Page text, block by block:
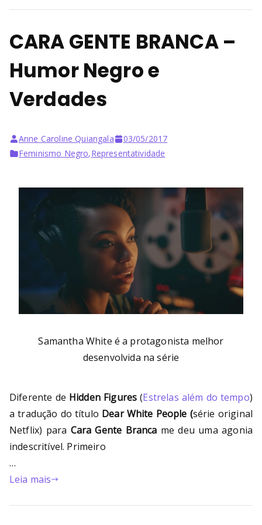
CARA GENTE BRANCA –
Humor Negro e
Verdades
Anne Caroline Quiangala
03/05/2017
Feminismo Negro,Representatividade
Samantha White é a protagonista melhor
desenvolvida na série
Diferente de Hidden Figures (Estrelas além do tempo)
a tradução do título Dear White People (série original
Netflix) para Cara Gente Branca me deu uma agonia
indescritível. Primeiro
…
Leia mais